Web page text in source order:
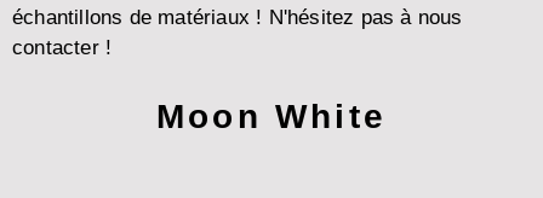
échantillons de matériaux ! N'hésitez pas à nous
contacter !
Moon White